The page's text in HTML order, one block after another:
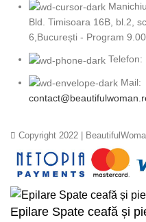
Bld. Timisoara 16B, bl.2,
6,București - Program
Telefon:
Mail:
Copyright 2022 |
Epilare Spate ceafă și